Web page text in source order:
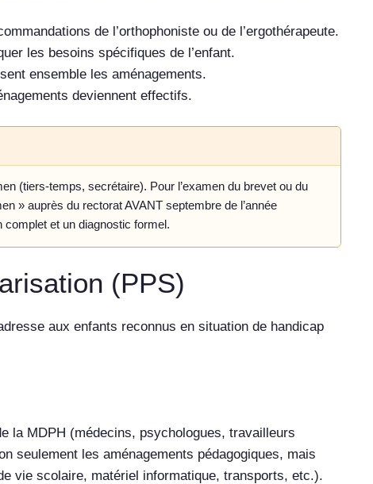
de l’orthophoniste ou de l’ergothérapeute.
les besoins spécifiques de l’enfant.
ensemble les aménagements.
deviennent effectifs.
(tiers-temps, secrétaire). Pour l’examen du brevet ou du
» auprès du rectorat AVANT septembre de l’année
complet et un diagnostic formel.
(PPS)
aux enfants reconnus en situation de handicap
la MDPH (médecins, psychologues, travailleurs
seulement les aménagements pédagogiques, mais
vie scolaire, matériel informatique, transports, etc.).